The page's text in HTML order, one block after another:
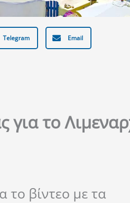
Telegram Email
το
το βίντεο με τα